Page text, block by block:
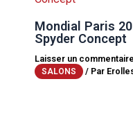
Mondial Paris
Spyder Concept
Laisser un commentaire
SALONS / Par